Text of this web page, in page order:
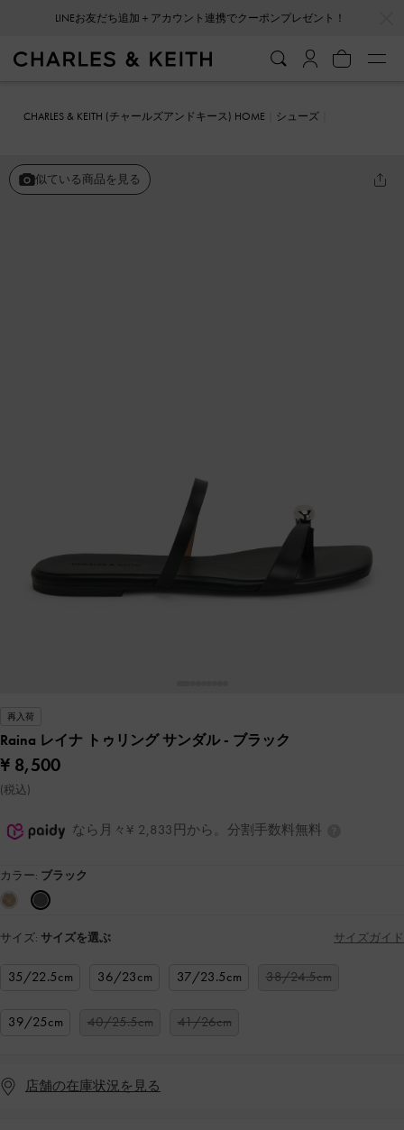
LINEお友だち追加＋アカウント連携でクーポンプレゼント！
CHARLES & KEITH (チャールズアンドキース) HOME
シューズ
似ている商品を見る
再入荷
Raina レイナ トゥリング サンダル- ブラック
¥ 8,500
(税込)
なら月々¥ 2,833円から。分割手数料無料
カラー: ブラック
サイズ: サイズを選ぶ サイズガイド
35/22.5cm 36/23cm 37/23.5cm 38/24.5cm
39/25cm 40/25.5cm 41/26cm
店舗の在庫状況を見る